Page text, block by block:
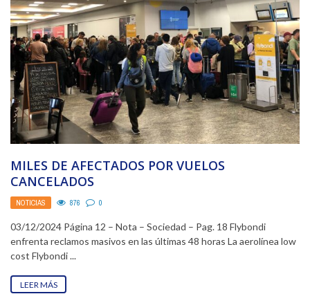
MILES DE AFECTADOS POR VUELOS
CANCELADOS
NOTICIAS 876 0
03/12/2024 Página 12 – Nota – Sociedad – Pag. 18 Flybondi
enfrenta reclamos masivos en las últimas 48 horas La aerolínea low
cost Flybondi ...
LEER MÁS